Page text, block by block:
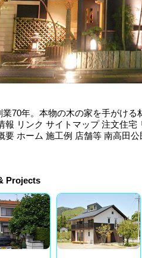
業70年。本物の木の家を手がけ
報 リンク サイトマップ 注文住
要 ホーム 施工例 店舗等 南高田
Projects